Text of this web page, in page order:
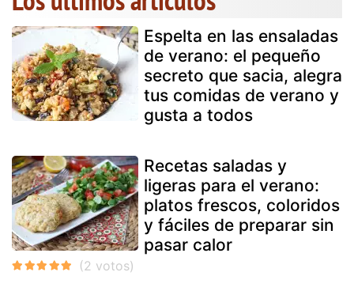
Espelta en las ensaladas
de verano: el pequeño
secreto que sacia, alegra
tus comidas de verano y
gusta a todos
Recetas saladas y
ligeras para el verano:
platos frescos, coloridos
y fáciles de preparar sin
pasar calor